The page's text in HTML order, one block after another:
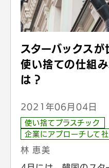
スターバックス
使い捨ての仕組
は？
2021年06月04日
使い捨てプラスチック
企業にアプローチして
林 恵美